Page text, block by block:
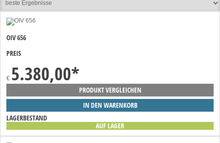
OIV 656
PREIS
€ 5.380,00*
PRODUKT VERGLEICHEN
IN DEN WARENKORB
LAGERBESTAND
AUF LAGER